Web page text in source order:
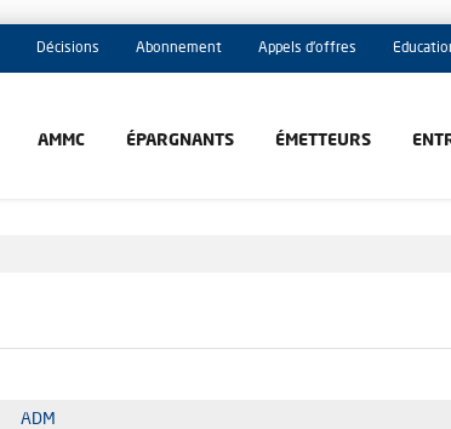
Décisions Abonnement Appels d'offres
AMMC ÉPARGNANTS ÉMETTEURS
ADM